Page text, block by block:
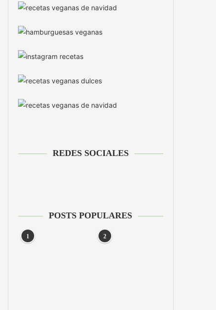
REDES SOCIALES
POSTS POPULARES
1 2